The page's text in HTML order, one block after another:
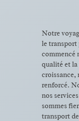
Notre
le transport
commencé
qualité et
croissance,
renforcé.
nos
sommes
transport